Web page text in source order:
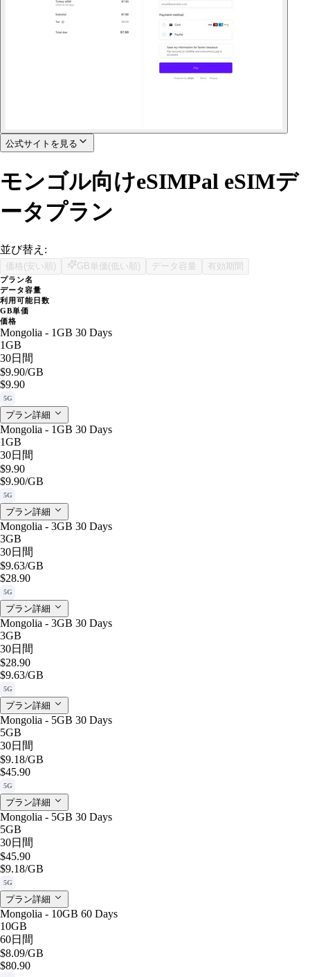
公式サイトを見る
モンゴル向けeSIMPal eSIMデ
ータプラン
並び替え:
価格(安い順) GB単価(低い順) データ容量 有効期間
プラン名
データ容量
利用可能日数
GB単価
価格
Mongolia - 1GB 30 Days
1GB
30日間
$9.90/GB
$9.90
5G
プラン詳細
Mongolia - 1GB 30 Days
1GB
30日間
$9.90
$9.90/GB
5G
プラン詳細
Mongolia - 3GB 30 Days
3GB
30日間
$9.63/GB
$28.90
5G
プラン詳細
Mongolia - 3GB 30 Days
3GB
30日間
$28.90
$9.63/GB
5G
プラン詳細
Mongolia - 5GB 30 Days
5GB
30日間
$9.18/GB
$45.90
5G
プラン詳細
Mongolia - 5GB 30 Days
5GB
30日間
$45.90
$9.18/GB
5G
プラン詳細
Mongolia - 10GB 60 Days
10GB
60日間
$8.09/GB
$80.90